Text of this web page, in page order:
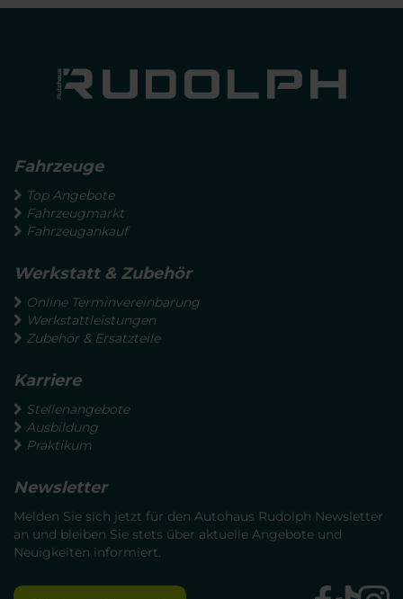
Fahrzeuge
Top Angebote
Fahrzeugmarkt
Fahrzeugankauf
Werkstatt & Zubehör
Online Terminvereinbarung
Werkstattleistungen
Zubehör & Ersatzteile
Karriere
Stellenangebote
Ausbildung
Praktikum
Newsletter
Melden Sie sich jetzt für den Autohaus Rudolph Newsletter
an und bleiben Sie stets über aktuelle Angebote und
Neuigkeiten informiert.